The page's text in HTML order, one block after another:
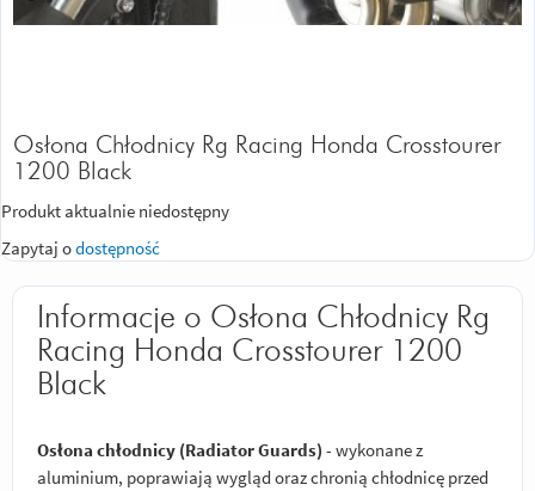
Osłona Chłodnicy Rg Racing Honda Crosstourer
1200 Black
Produkt aktualnie niedostępny
Zapytaj odostępność
Informacje o Osłona Chłodnicy Rg
Racing Honda Crosstourer 1200
Black
Osłona chłodnicy (Radiator Guards) - wykonane z
aluminium, poprawiają wygląd oraz chronią chłodnicę przed